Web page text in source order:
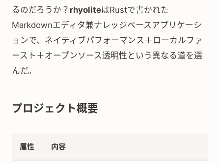
るのだろうか？ rhyoliteはRustで書かれた
Markdownエディタ兼ナレッジベースアプリケーシ
ョンで、ネイティブパフォーマンス＋ローカルファ
ースト＋オープンソース透明性という異なる道を選
んだ。
プロジェクト概要
属性 内容